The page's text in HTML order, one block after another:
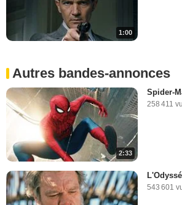
1:00
Autres bandes-annonces
2:33
Spider-
258 411
543 601